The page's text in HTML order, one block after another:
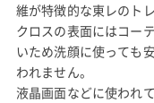
維が特徴的な東レのトレ
クロスの表面にはコー
いため洗顔に使っても
われません。
液晶画面などに使われ